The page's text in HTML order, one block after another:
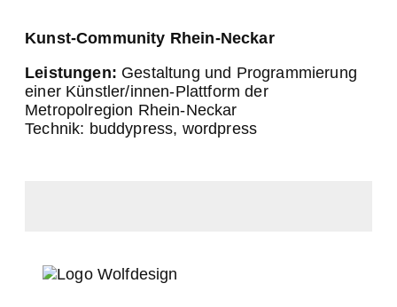
Kunst-Community Rhein-Neckar
Leistungen: Gestaltung und Programmierung
einer Künstler/innen-Plattform der
Metropolregion Rhein-Neckar
Technik: buddypress, wordpress